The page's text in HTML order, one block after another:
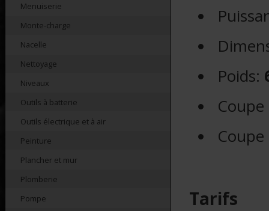
Menuiserie
Monte-charge
Nacelle
Nettoyage
Niveaux
Outils à batterie
Outils électrique et à air
Peinture
Plancher et mur
Plomberie
Pompe
Poids:
Tarifs